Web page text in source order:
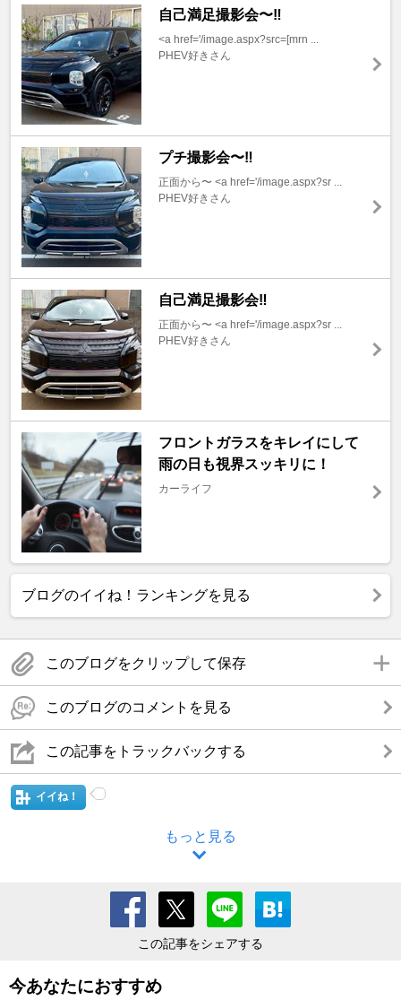
自己満足撮影会〜‼️
<a href='/image.aspx?src=[mrn ...
PHEV好きさん
プチ撮影会〜‼️
正面から〜 <a href='/image.aspx?sr ...
PHEV好きさん
自己満足撮影会‼️
正面から〜 <a href='/image.aspx?sr ...
PHEV好きさん
フロントガラスをキレイにして
雨の日も視界スッキリに！
カーライフ
ブログのイイね！ランキングを見る
このブログをクリップして保存
このブログのコメントを見る
この記事をトラックバックする
イイね！
もっと見る
この記事をシェアする
今あなたにおすすめ